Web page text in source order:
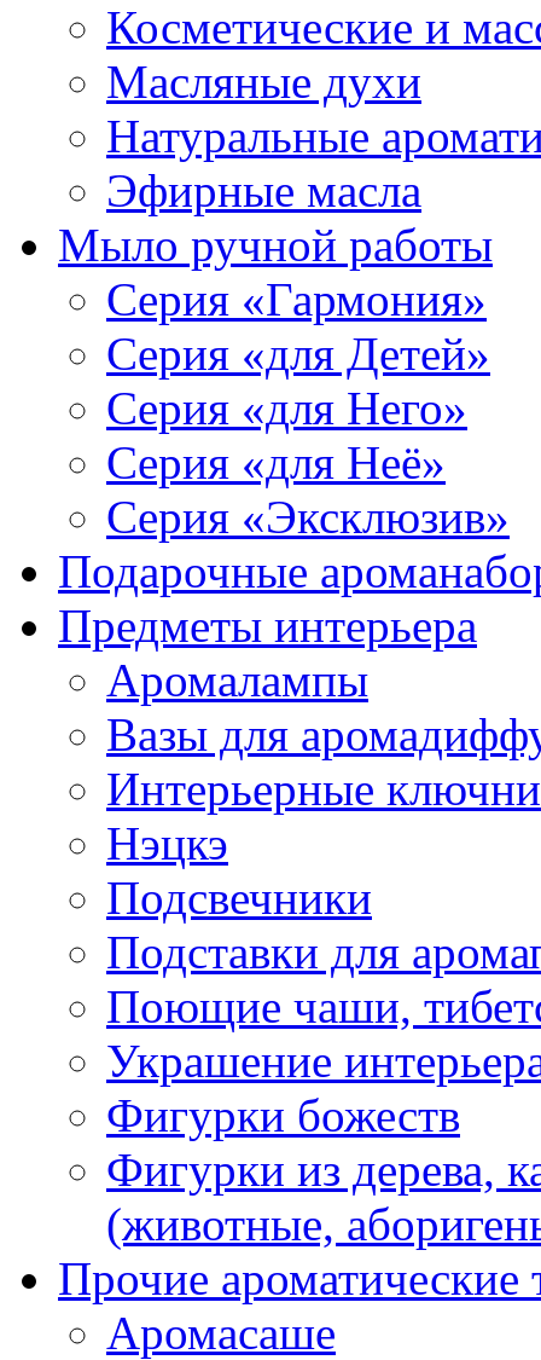
Косметические и
Масляные духи
Натуральные
Эфирные масла
Мыло ручной работы
Серия «Гармония»
Серия «для Детей»
Серия «для Него»
Серия «для Неё»
Серия «Эксклюзив»
Подарочные
Предметы интерьера
Аромалампы
Вазы для
Интерьерные
Нэцкэ
Подсвечники
Подставки для
Поющие чаши,
Украшение
Фигурки божеств
Фигурки из дерева,
(животные,
Прочие ароматические
Аромасаше